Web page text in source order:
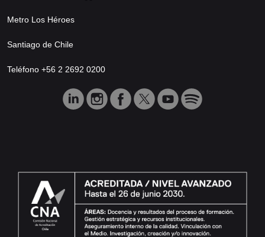
Metro Los Héroes
Santiago de Chile
Teléfono +56 2 2692 0200